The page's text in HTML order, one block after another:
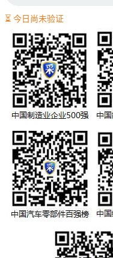
⏳ 今日尚未验证